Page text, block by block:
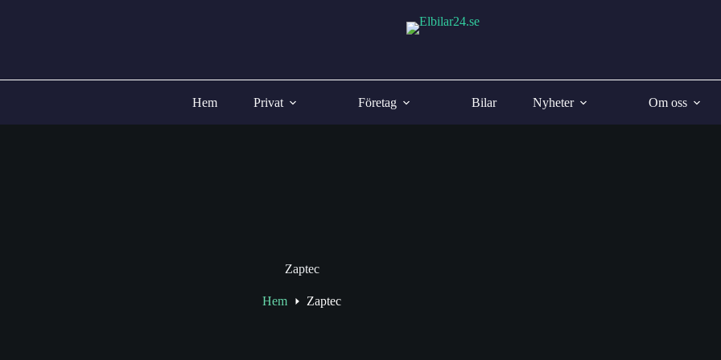
Hem Privat Företag Bilar Nyheter Om oss
Zaptec
Hem Zaptec